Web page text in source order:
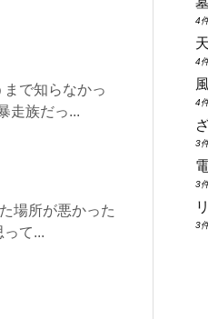
で知らなかっ
走族だっ...
場所が悪かった
て...
4
4
4
3
3
3